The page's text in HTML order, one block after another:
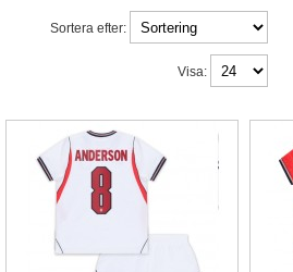
Sortera efter:
Visa: